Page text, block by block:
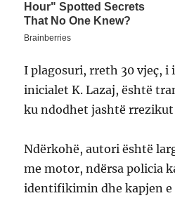
I plagosuri, rreth 30 vjeç,
inicialet K. Lazaj, është
ku ndodhet jashtë
Ndërkohë, autori është
me motor, ndërsa policia
identifikimin dhe kapjen